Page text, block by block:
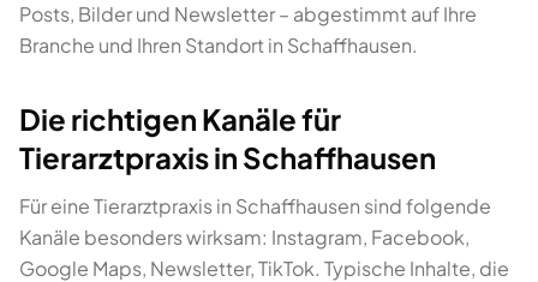
Posts, Bilder und Newsletter – abgestimmt auf Ihre
Branche und Ihren Standort in Schaffhausen.
Die richtigen Kanäle für
Tierarztpraxis in Schaffhausen
Für eine Tierarztpraxis in Schaffhausen sind folgende
Kanäle besonders wirksam: Instagram, Facebook,
Google Maps, Newsletter, TikTok. Typische Inhalte, die